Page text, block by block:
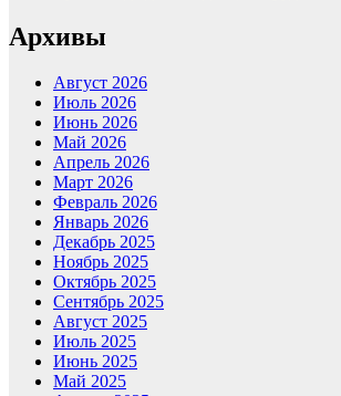
Архивы
Август 2026
Июль 2026
Июнь 2026
Май 2026
Апрель 2026
Март 2026
Февраль 2026
Январь 2026
Декабрь 2025
Ноябрь 2025
Октябрь 2025
Сентябрь 2025
Август 2025
Июль 2025
Июнь 2025
Май 2025